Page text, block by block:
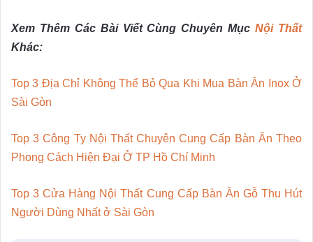
Xem Thêm Các Bài Viết Cùng Chuyên MụcNội Thất
Khác:
Top 3 Địa Chỉ Không Thể Bỏ Qua Khi Mua Bàn Ăn Inox Ở
Sài Gòn
Top 3 Công Ty Nội Thất Chuyên Cung Cấp Bàn Ăn Theo
Phong Cách Hiện Đại Ở TP Hồ Chí Minh
Top 3 Cửa Hàng Nội Thất Cung Cấp Bàn Ăn Gỗ Thu Hút
Người Dùng Nhất ở Sài Gòn